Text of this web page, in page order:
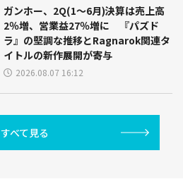
ガンホー、2Q(1～6月)決算は売上高
2％増、営業益27％増に 『パズド
ラ』の堅調な推移とRagnarok関連タ
イトルの新作展開が寄与
2026.08.07 16:12
すべて見る